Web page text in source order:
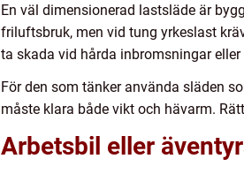
En väl dimensionerad lastsläde är
friluftsbruk, men vid tung yrkeslast
ta skada vid hårda inbromsningar
För den som tänker använda släden
måste klara både vikt och hävarm.
Arbetsbil eller